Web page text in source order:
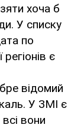
хоча б
У списку
по
є
відомий
У ЗМІ є
вони